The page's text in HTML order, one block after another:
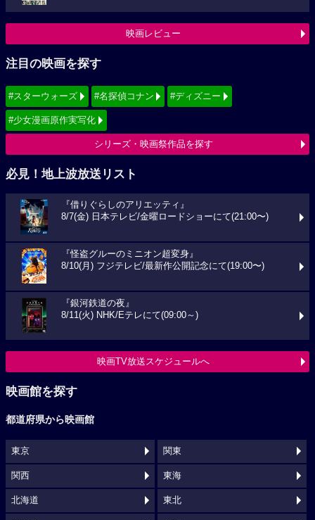
映画レビュー
注目の映画を探す
#スターウォーズ #名探偵コナン #ディズニー
#少女漫画原作実写化
シリーズ・映画祭作品を探す
必見！地上波放送リスト
『借りぐらしのアリエッティ』
8/7(金) 日本テレビ/金曜ロードショーにて(21:00〜)
『怪盗グルーのミニオン超変身』
8/10(月) フジテレビ/最新作公開記念にて(19:00〜)
『銀河鉄道の夜』
8/11(火) NHK/Eテレにて(09:00～)
映画TV放送スケジュールへ
映画館を探す
都道府県から映画館
東京 関東
関西 東海
北海道 東北